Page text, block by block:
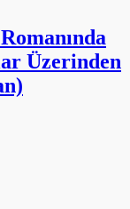
Üzerinden